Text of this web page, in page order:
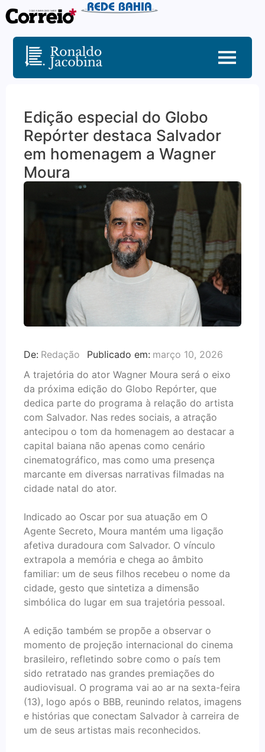
Edição especial do Globo
Repórter destaca Salvador
em homenagem a Wagner
Moura
De: Redação Publicado em: março 10, 2026
A trajetória do ator Wagner Moura será o eixo
da próxima edição do Globo Repórter, que
dedica parte do programa à relação do artista
com Salvador. Nas redes sociais, a atração
antecipou o tom da homenagem ao destacar a
capital baiana não apenas como cenário
cinematográfico, mas como uma presença
marcante em diversas narrativas filmadas na
cidade natal do ator.
Indicado ao Oscar por sua atuação em O
Agente Secreto, Moura mantém uma ligação
afetiva duradoura com Salvador. O vínculo
extrapola a memória e chega ao âmbito
familiar: um de seus filhos recebeu o nome da
cidade, gesto que sintetiza a dimensão
simbólica do lugar em sua trajetória pessoal.
A edição também se propõe a observar o
momento de projeção internacional do cinema
brasileiro, refletindo sobre como o país tem
sido retratado nas grandes premiações do
audiovisual. O programa vai ao ar na sexta-feira
(13), logo após o BBB, reunindo relatos, imagens
e histórias que conectam Salvador à carreira de
um de seus artistas mais reconhecidos.